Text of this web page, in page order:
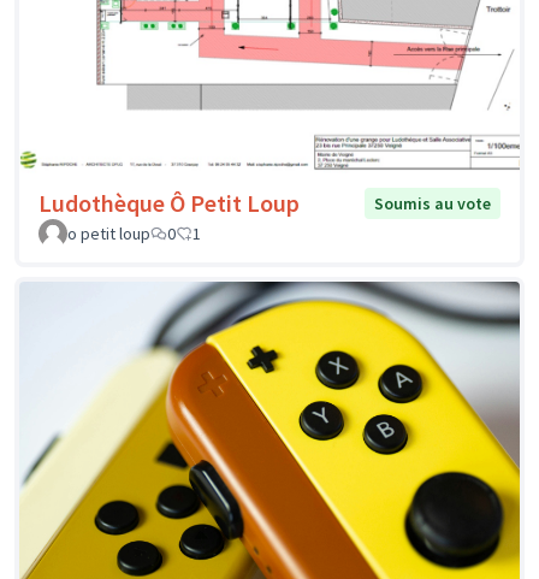
Ludothèque Ô Petit Loup
Soumis au vote
o petit loup
0 1